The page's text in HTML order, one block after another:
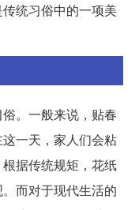
统习俗中的一项美
。一般来说，贴春
一天，家人们会粘
据传统规矩，花纸
而对于现代生活的